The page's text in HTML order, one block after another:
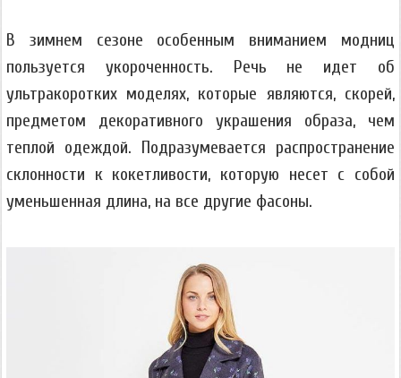
В зимнем сезоне особенным вниманием модниц
пользуется укороченность. Речь не идет об
ультракоротких моделях, которые являются, скорей,
предметом декоративного украшения образа, чем
теплой одеждой. Подразумевается распространение
склонности к кокетливости, которую несет с собой
уменьшенная длина, на все другие фасоны.